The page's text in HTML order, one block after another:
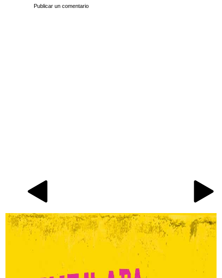
Publicar un comentario